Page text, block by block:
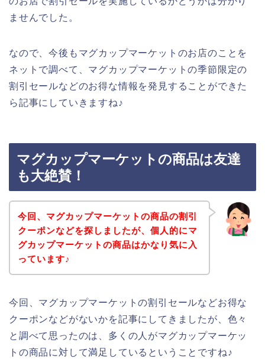
ませんでした。
なので、今後もマグカップマーケットのお店のことを
ネットで調べて、マグカップマーケットの季節限定の
割引セールなどのお得な情報を発見することができた
ら記事にしていきますね♪
マグカップマーケットの商品は友達
も大絶賛！
今回、マグカップマーケットの商品の割引
クーポンなどを探しましたが、個人的にマ
グカップマーケットの商品はかなり気に入
っています♪
今回、マグカップマーケットの割引セールなどお得な
クーポンなどがないかを記事にしてきましたが、色々
と調べて思ったのは、多くの人がマグカップマーケッ
トの商品に対して満足しているということですね♪